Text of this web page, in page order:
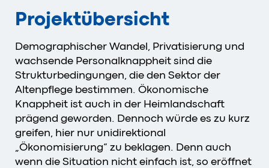
Projektübersicht
Demographischer Wandel, Privatisierung und
wachsende Personalknappheit sind die
Strukturbedingungen, die den Sektor der
Altenpflege bestimmen. Ökonomische
Knappheit ist auch in der Heimlandschaft
prägend geworden. Dennoch würde es zu kurz
greifen, hier nur unidirektional
„Ökonomisierung“ zu beklagen. Denn auch
wenn die Situation nicht einfach ist, so eröffnet